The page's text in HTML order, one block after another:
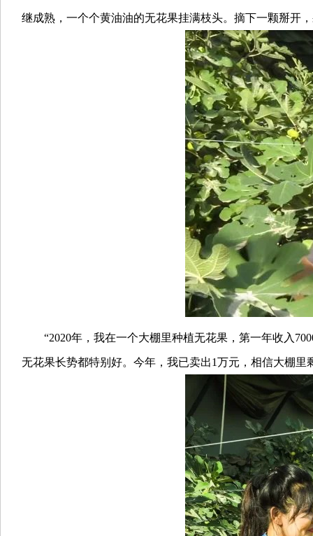
继成熟，一个个黄油油的无花果挂满枝头。摘下一颗掰开
“2020年，我在一个大棚里种植无花果，第一年收入
无花果长势都特别好。今年，我已卖出1万元，相信大棚